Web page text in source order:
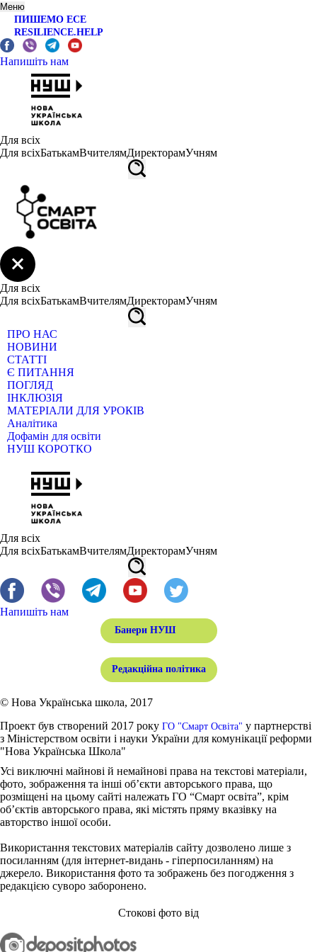
Меню
ПИШЕМО ЕСЕ
RESILIENCE.HELP
Напишіть нам
Для всіх
Для всіхБатькамВчителямДиректорамУчням
Для всіх
Для всіхБатькамВчителямДиректорамУчням
ПРО НАС
НОВИНИ
СТАТТІ
Є ПИТАННЯ
ПОГЛЯД
ІНКЛЮЗІЯ
МАТЕРІАЛИ ДЛЯ УРОКІВ
Аналітика
Дофамін для освіти
НУШ КОРОТКО
Для всіх
Для всіхБатькамВчителямДиректорамУчням
Напишіть нам
Банери НУШ
Редакційна політика
© Нова Українська школа, 2017
Проект був створений 2017 року ГО "Смарт Освіта" у партнерстві
з Міністерством освіти і науки України для комунікації реформи
"Нова Українська Школа"
Усі виключні майнові й немайнові права на текстові матеріали,
фото, зображення та інші об’єкти авторського права, що
розміщені на цьому сайті належать ГО “Смарт освіта”, крім
об’єктів авторського права, які містять пряму вказівку на
авторство іншої особи.
Використання текстових матеріалів сайту дозволено лише з
посиланням (для інтернет-видань - гіперпосиланням) на
джерело. Використання фото та зображень без погодження з
редакцією суворо заборонено.
Стокові фото від